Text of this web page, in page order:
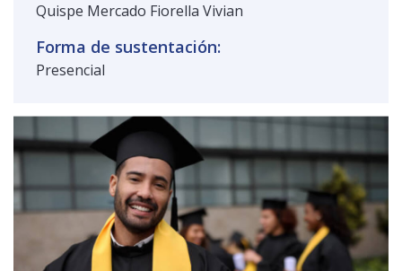
Quispe Mercado Fiorella Vivian
Forma de sustentación:
Presencial